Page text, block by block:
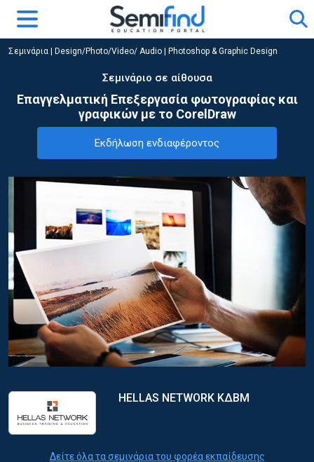
Σεμινάρια Design/Photo/Video/ Audio Photoshop & Graphic Design
Σεμινάριο σε αίθουσα
Επαγγελματική Επεξεργασία φωτογραφίας και
γραφικών με το CorelDraw
Εκδήλωση ενδιαφέροντος
HELLAS NETWORK ΚΔΒΜ
Δείτε όλα τα σεμινάρια του φορέα εκπαίδευσης